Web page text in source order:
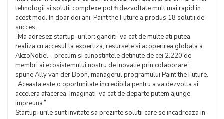
tehnologii si solutii complexe pot fi dezvoltate mult mai rapid in
acest mod. In doar doi ani, Paint the Future a produs 18 solutii de
succes.
„Ma adresez startup-urilor: ganditi-va cat de multe ati putea
realiza cu accesul la expertiza, resursele si acoperirea globala a
AkzoNobel - precum si cunostintele detinute de cei 2.220 de
membri ai ecosistemului nostru de inovatie prin colaborare”,
spune Ally van der Boon, managerul programului Paint the Future.
„Aceasta este o oportunitate incredibila pentru a va dezvolta si
accelera afacerea. Imaginati-va cat de departe putem ajunge
impreuna.”
Startup-urile sunt invitate sa prezinte solutii care se incadreaza in